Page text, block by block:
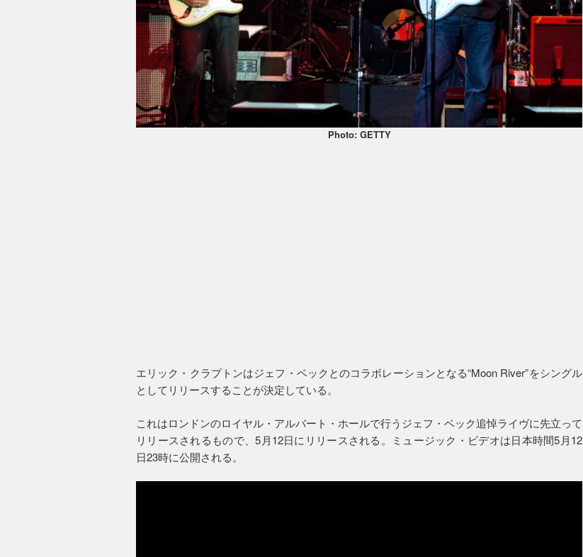
Photo: GETTY
エリック・クラプトンはジェフ・ベックとのコラボレーションとなる“Moon River”をシングル
としてリリースすることが決定している。
これはロンドンのロイヤル・アルバート・ホールで行うジェフ・ベック追悼ライヴに先立って
リリースされるもので、5月12日にリリースされる。ミュージック・ビデオは日本時間5月12
日23時に公開される。